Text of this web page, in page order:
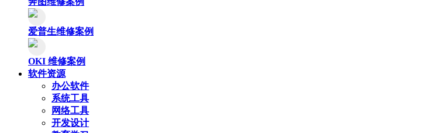
爱普生维修案例
OKI 维修案例
软件资源
办公软件
系统工具
网络工具
开发设计